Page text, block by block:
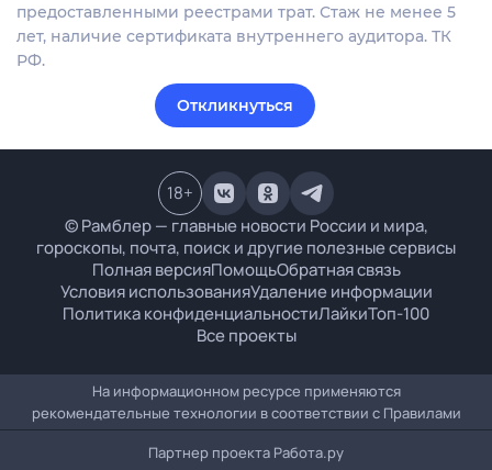
предоставленными реестрами трат. Стаж не менее 5
лет, наличие сертификата внутреннего аудитора. ТК
РФ.
Откликнуться
© Рамблер — главные новости России и мира,
гороскопы, почта, поиск и другие полезные сервисы
Полная версияПомощьОбратная связь
Условия использованияУдаление информации
Политика конфиденциальностиЛайкиТоп-100
Все проекты
18+
На информационном ресурсе применяются
рекомендательные технологии в соответствии с Правилами
Партнер проекта Работа.ру